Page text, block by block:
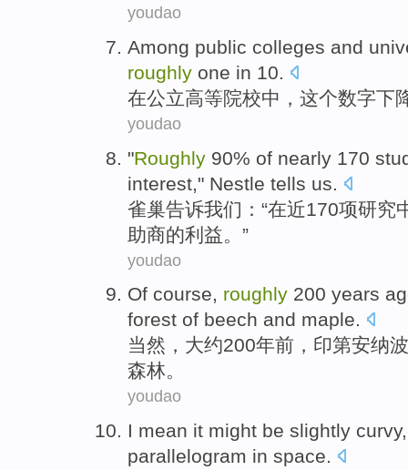
youdao
Among public colleges and
roughly one in 10.
在公立高等院校中， 这个数字下
youdao
"Roughly 90% of nearly 170
interest ," Nestle tells us
雀巢告诉我们：“在近170项研究
助商的利益 。”
youdao
Of course, roughly 200 years
forest of beech and maple.
当然 ， 大约200年前 ， 印第安纳
森林。
youdao
I mean it might be slightly curvy
parallelogram in space.